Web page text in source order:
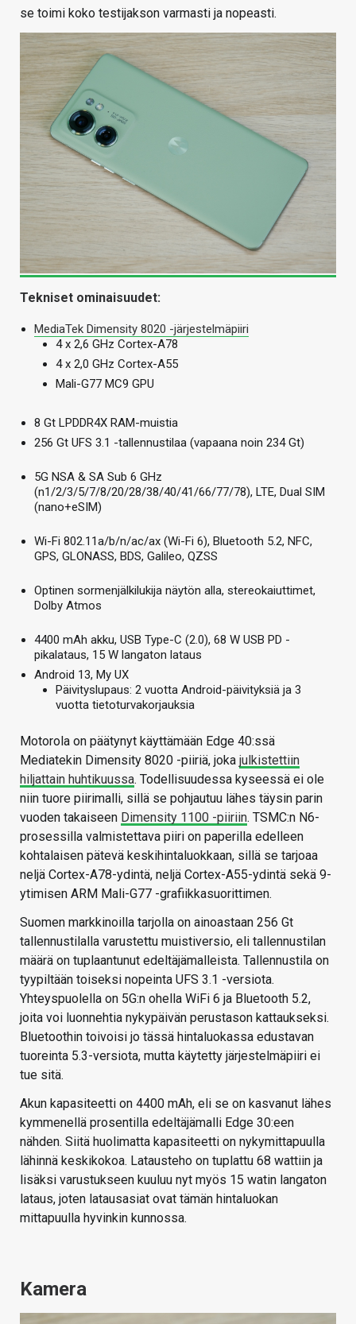
se toimi koko testijakson varmasti ja nopeasti.
Tekniset ominaisuudet:
MediaTek Dimensity 8020 -järjestelmäpiiri
4 x 2,6 GHz Cortex-A78
4 x 2,0 GHz Cortex-A55
Mali-G77 MC9 GPU
8 Gt LPDDR4X RAM-muistia
256 Gt UFS 3.1 -tallennustilaa (vapaana noin 234 Gt)
5G NSA & SA Sub 6 GHz
(n1/2/3/5/7/8/20/28/38/40/41/66/77/78), LTE, Dual SIM
(nano+eSIM)
Wi-Fi 802.11a/b/n/ac/ax (Wi-Fi 6), Bluetooth 5.2, NFC,
GPS, GLONASS, BDS, Galileo, QZSS
Optinen sormenjälkilukija näytön alla, stereokaiuttimet,
Dolby Atmos
4400 mAh akku, USB Type-C (2.0), 68 W USB PD -
pikalataus, 15 W langaton lataus
Android 13, My UX
Päivityslupaus: 2 vuotta Android-päivityksiä ja 3
vuotta tietoturvakorjauksia
Motorola on päätynyt käyttämään Edge 40:ssä
Mediatekin Dimensity 8020 -piiriä, joka julkistettiin
hiljattain huhtikuussa. Todellisuudessa kyseessä ei ole
niin tuore piirimalli, sillä se pohjautuu lähes täysin parin
vuoden takaiseen Dimensity 1100 -piiriin. TSMC:n N6-
prosessilla valmistettava piiri on paperilla edelleen
kohtalaisen pätevä keskihintaluokkaan, sillä se tarjoaa
neljä Cortex-A78-ydintä, neljä Cortex-A55-ydintä sekä 9-
ytimisen ARM Mali-G77 -grafiikkasuorittimen.
Suomen markkinoilla tarjolla on ainoastaan 256 Gt
tallennustilalla varustettu muistiversio, eli tallennustilan
määrä on tuplaantunut edeltäjämalleista. Tallennustila on
tyypiltään toiseksi nopeinta UFS 3.1 -versiota.
Yhteyspuolella on 5G:n ohella WiFi 6 ja Bluetooth 5.2,
joita voi luonnehtia nykypäivän perustason kattaukseksi.
Bluetoothin toivoisi jo tässä hintaluokassa edustavan
tuoreinta 5.3-versiota, mutta käytetty järjestelmäpiiri ei
tue sitä.
Akun kapasiteetti on 4400 mAh, eli se on kasvanut lähes
kymmenellä prosentilla edeltäjämalli Edge 30:een
nähden. Siitä huolimatta kapasiteetti on nykymittapuulla
lähinnä keskikokoa. Latausteho on tuplattu 68 wattiin ja
lisäksi varustukseen kuuluu nyt myös 15 watin langaton
lataus, joten latausasiat ovat tämän hintaluokan
mittapuulla hyvinkin kunnossa.
Kamera